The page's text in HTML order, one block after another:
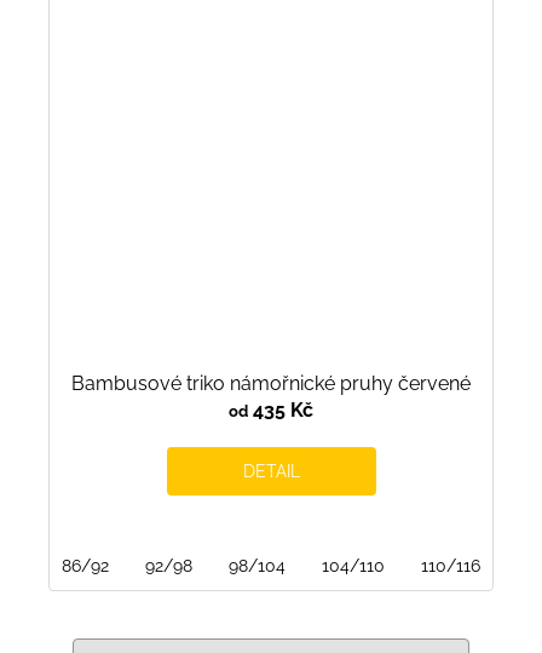
Bambusové triko námořnické pruhy červené
od 435 Kč
DETAIL
86/92 92/98 98/104 104/110 110/116